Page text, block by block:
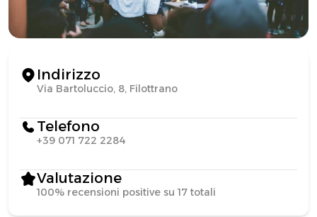
Indirizzo
Via Bartoluccio, 8, Filottrano
Telefono
+39 071 722 2284
Valutazione
100% recensioni positive su 17 totali